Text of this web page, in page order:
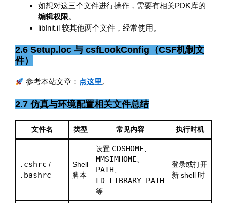
如想对这三个文件进行操作，需要有相关PDK库的
编辑权限。
libInit.il 较其他两个文件，经常使用。
2.6 Setup.loc 与 csfLookConfig（CSF机制文
件）
参考本站文章： 点这里。
2.7 仿真与环境配置相关文件总结
文件名 类型 常见内容 执行时机
.cshrc /
.bashrc
Shell
脚本
设置 CDSHOME
MMSIMHOME
PATH
LD_LIBRARY_PATH
等
登录或打开
新 shell 时